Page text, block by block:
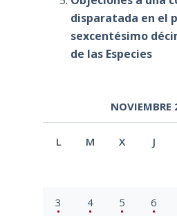
disparatada en el
sexcentésimo
de las Especies
NOVIEMBRE
L M X J
3 4 5 6